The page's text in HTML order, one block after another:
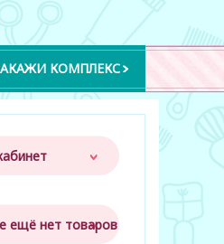
КОМПЛЕКС
ещё нет товаров